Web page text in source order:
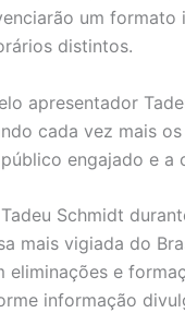
um formato
distintos.
apresentador
cada vez mais
engajado e a
Schmidt
mais vigiada do
e
informação